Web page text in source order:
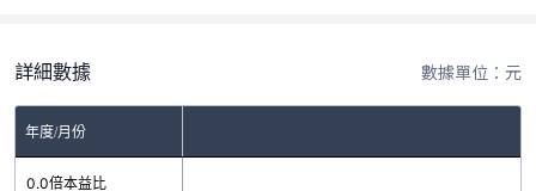
詳細數據 數據單位：元
年度/月份
0.0倍本益比